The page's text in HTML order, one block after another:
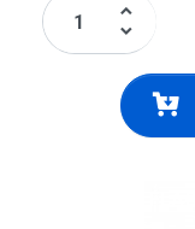
keyboard_arrow_up
keyboard_arrow_down